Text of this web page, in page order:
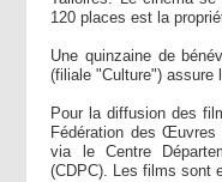
120 places est la
Une quinzaine de
(filiale "Culture") assure
Pour la diffusion des
Fédération des Œuvres
via le Centre
(CDPC). Les films sont